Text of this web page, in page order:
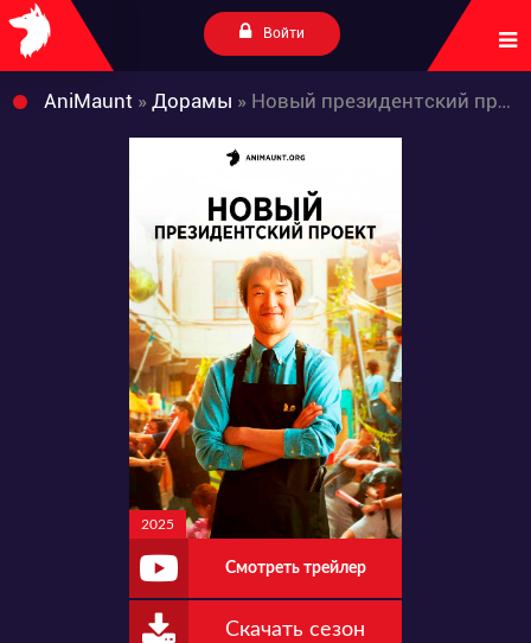
Войти
AniMaunt » Дорамы » Новый президентский проект
2025
Смотреть трейлер
Скачать сезон